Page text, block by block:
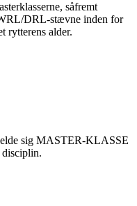
såfremt
DRL-stævne inden for
rytterens alder.
sig MASTER-KLASSE
disciplin.